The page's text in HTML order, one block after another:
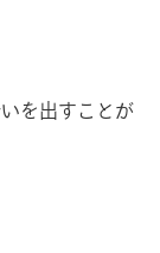
を出すことが